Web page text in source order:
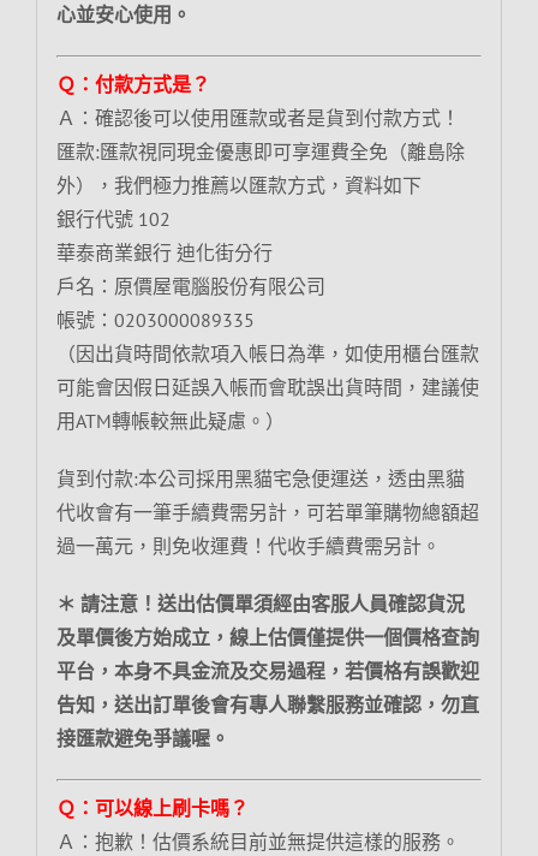
心並安心使用。
Ｑ：付款方式是？
Ａ：確認後可以使用匯款或者是貨到付款方式！
匯款:匯款視同現金優惠即可享運費全免（離島除
外），我們極力推薦以匯款方式，資料如下
銀行代號 102
華泰商業銀行 迪化街分行
戶名：原價屋電腦股份有限公司
帳號：0203000089335
（因出貨時間依款項入帳日為準，如使用櫃台匯款
可能會因假日延誤入帳而會耽誤出貨時間，建議使
用ATM轉帳較無此疑慮。）
貨到付款:本公司採用黑貓宅急便運送，透由黑貓
代收會有一筆手續費需另計，可若單筆購物總額超
過一萬元，則免收運費！代收手續費需另計。
＊ 請注意！送出估價單須經由客服人員確認貨況
及單價後方始成立，線上估價僅提供一個價格查詢
平台，本身不具金流及交易過程，若價格有誤歡迎
告知，送出訂單後會有專人聯繫服務並確認，勿直
接匯款避免爭議喔。
Ｑ：可以線上刷卡嗎？
Ａ：抱歉！估價系統目前並無提供這樣的服務。